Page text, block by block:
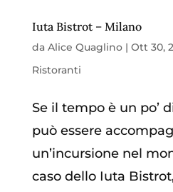
Iuta Bistrot – Milano
da Alice Quaglino| Ott 30,
Ristoranti
Se il tempo è un po’
può essere
un’incursione nel
caso dello Iuta